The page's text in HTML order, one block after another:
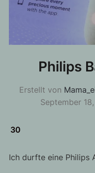
Philips
Erstellt von
September
30
Ich durfte eine Philips